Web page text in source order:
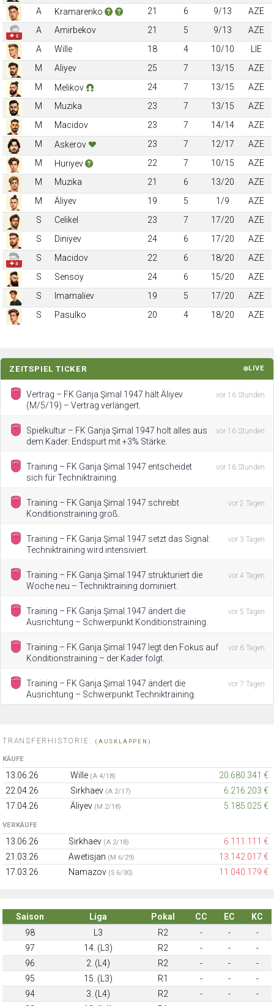
A
Kramarenko 21 6 9/13 AZE
✚ 2
A Amirbekov 21 5 9/13
AZE
A
Wille 18 4 10/10
LIE
M
Aliyev 25 7 13/15
AZE
M
Melikov 24 7 13/15
AZE
M
Muzika 23 7 13/15
AZE
M
Macidov 23 7 14/14
AZE
M
Askerov 23 7 12/17
AZE
M
Huriyev 22 7 10/15
AZE
M
Muzika 21 6 13/20
AZE
M
Äliyev 19 5 1/9
AZE
S
Celikel 23 7 17/20
AZE
S
Diniyev 24 6 17/20 AZE
✚ 3
S Macidov 22 6 18/20
AZE
S
Sensoy 24 6 15/20
AZE
S
Imamaliev 19 5 17/20
AZE
S
Pasulko 20 4 18/20 AZE
ZEITSPIEL TICKER LIVE
Vertrag – FK Ganja Şimal 1947 hält Äliyev
(M/5/19) – Vertrag verlängert.
vor 16 Stunden
Spielkultur – FK Ganja Şimal 1947 holt alles aus
dem Kader: Endspurt mit +3% Stärke.
vor 16 Stunden
Training – FK Ganja Şimal 1947 entscheidet
sich für Techniktraining.
vor 16 Stunden
Training – FK Ganja Şimal 1947 schreibt
Konditionstraining groß.
vor 2 Tagen
Training – FK Ganja Şimal 1947 setzt das Signal:
Techniktraining wird intensiviert.
vor 3 Tagen
Training – FK Ganja Şimal 1947 strukturiert die
Woche neu – Techniktraining dominiert.
vor 4 Tagen
Training – FK Ganja Şimal 1947 ändert die
Ausrichtung – Schwerpunkt Konditionstraining.
vor 5 Tagen
Training – FK Ganja Şimal 1947 legt den Fokus auf
Konditionstraining – der Kader folgt.
vor 6 Tagen
Training – FK Ganja Şimal 1947 ändert die
Ausrichtung – Schwerpunkt Techniktraining.
vor 7 Tagen
TRANSFERHISTORIE: (AUSKLAPPEN)
KÄUFE
13.06.26 Wille (A 4/18)
20.680.341 €
22.04.26
Sirkhaev (A 2/17)
6.216.203 €
17.04.26
Äliyev (M 2/18) 5.185.025 €
VERKÄUFE
13.06.26 Sirkhaev (A 2/18)
6.111.111 €
21.03.26
Awetisjan (M 6/29)
13.142.017 €
17.03.26
Namazov (S 6/30) 11.040.179 €
Saison Liga Pokal CC EC
KC
98
L3 R2 - -
-
97
14. (L3) R2 - -
-
96
2. (L4) R2 - -
-
95
15. (L3) R1 - -
-
94
3. (L4) R2 - -
-